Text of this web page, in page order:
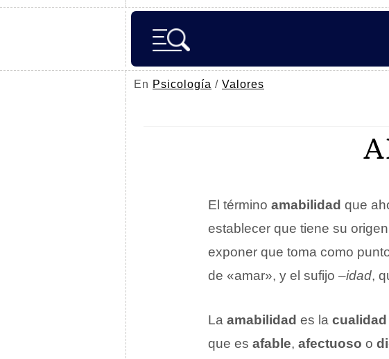
En Psicología / Valores
El término amabilidad que
establecer que tiene su
exponer que toma como
de «amar», y el sufijo –idad,
La amabilidad es la cualidad
que es afable, afectuoso o